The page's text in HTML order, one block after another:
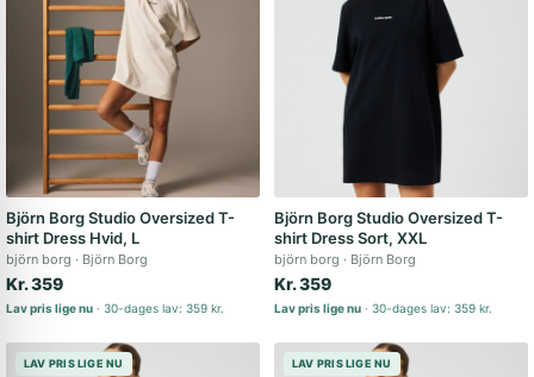
Björn Borg Studio Oversized T-
shirt Dress Hvid, L
björn borg Björn Borg
Kr. 359
Lav pris lige nu 30-dages lav: 359 kr.
Björn Borg Studio Oversized T-
shirt Dress Sort, XXL
björn borg Björn Borg
Kr. 359
Lav pris lige nu 30-dages lav: 359 kr.
LAV PRIS LIGE NU LAV PRIS LIGE NU